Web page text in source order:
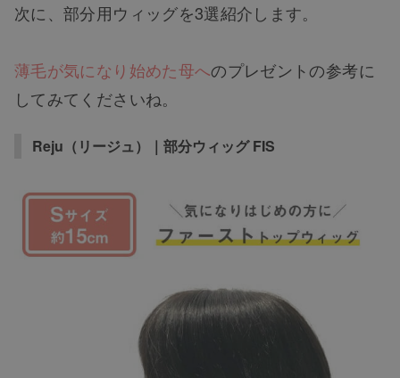
次に、部分用ウィッグを3選紹介します。
薄毛が気になり始めた母へのプレゼントの参考に
してみてくださいね。
Reju（リージュ）｜部分ウィッグ FIS